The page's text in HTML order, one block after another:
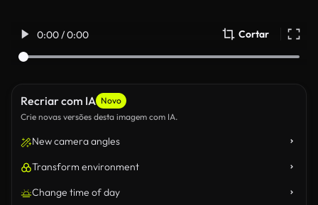
0:00 / 0:00 Cortar
Recriar com IA Novo
Crie novas versões desta imagem com IA.
New camera angles
Transform environment
Change time of day